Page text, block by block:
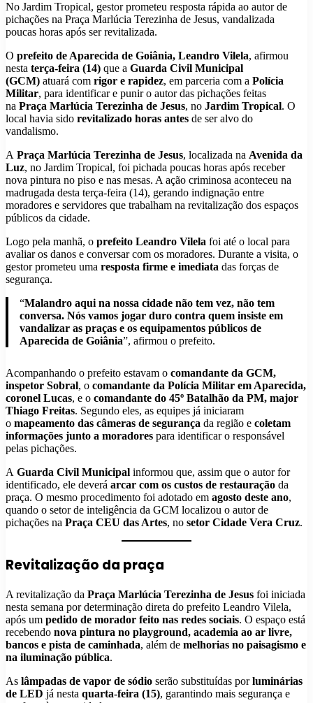
No Jardim Tropical, gestor prometeu resposta rápida ao autor de
pichações na Praça Marlúcia Terezinha de Jesus, vandalizada
poucas horas após ser revitalizada.
O prefeito de Aparecida de Goiânia, Leandro Vilela, afirmou
nesta terça-feira (14) que a Guarda Civil Municipal
(GCM) atuará com rigor e rapidez, em parceria com a Polícia
Militar, para identificar e punir o autor das pichações feitas
na Praça Marlúcia Terezinha de Jesus, no Jardim Tropical. O
local havia sido revitalizado horas antes de ser alvo do
vandalismo.
A Praça Marlúcia Terezinha de Jesus, localizada na Avenida da
Luz, no Jardim Tropical, foi pichada poucas horas após receber
nova pintura no piso e nas mesas. A ação criminosa aconteceu na
madrugada desta terça-feira (14), gerando indignação entre
moradores e servidores que trabalham na revitalização dos espaços
públicos da cidade.
Logo pela manhã, o prefeito Leandro Vilela foi até o local para
avaliar os danos e conversar com os moradores. Durante a visita, o
gestor prometeu uma resposta firme e imediata das forças de
segurança.
“Malandro aqui na nossa cidade não tem vez, não tem
conversa. Nós vamos jogar duro contra quem insiste em
vandalizar as praças e os equipamentos públicos de
Aparecida de Goiânia”, afirmou o prefeito.
Acompanhando o prefeito estavam o comandante da GCM,
inspetor Sobral, o comandante da Polícia Militar em Aparecida,
coronel Lucas, e o comandante do 45º Batalhão da PM, major
Thiago Freitas. Segundo eles, as equipes já iniciaram
o mapeamento das câmeras de segurança da região e coletam
informações junto a moradores para identificar o responsável
pelas pichações.
A Guarda Civil Municipal informou que, assim que o autor for
identificado, ele deverá arcar com os custos de restauração da
praça. O mesmo procedimento foi adotado em agosto deste ano,
quando o setor de inteligência da GCM localizou o autor de
pichações na Praça CEU das Artes, no setor Cidade Vera Cruz.
Revitalização da praça
A revitalização da Praça Marlúcia Terezinha de Jesus foi iniciada
nesta semana por determinação direta do prefeito Leandro Vilela,
após um pedido de morador feito nas redes sociais. O espaço está
recebendo nova pintura no playground, academia ao ar livre,
bancos e pista de caminhada, além de melhorias no paisagismo e
na iluminação pública.
As lâmpadas de vapor de sódio serão substituídas porluminárias
de LED já nesta quarta-feira (15), garantindo mais segurança e